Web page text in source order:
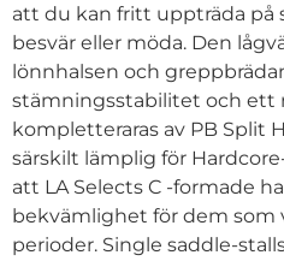
att du kan fritt uppträda på
besvär eller möda. Den
lönnhalsen och
stämningsstabilitet och ett
kompletteraras av PB Split
särskilt lämplig för
att LA Selects C -formade
bekvämlighet för dem som
perioder. Single saddle-